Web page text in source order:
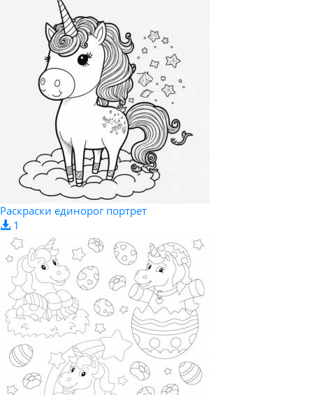
Раскраски единорог портрет
1